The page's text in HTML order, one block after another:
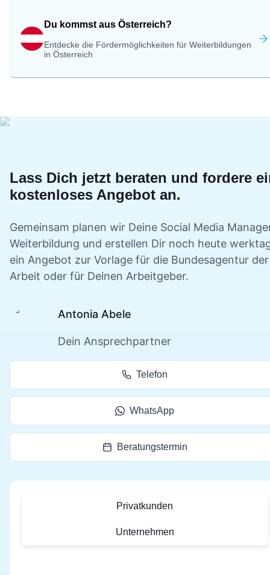
Du kommst aus Österreich?
Entdecke die Fördermöglichkeiten für Weiterbildungen
in Österreich
Lass Dich jetzt beraten und fordere
kostenloses Angebot an.
Gemeinsam planen wir Deine Social Media
Weiterbildung und erstellen Dir noch heute
ein Angebot zur Vorlage für die Bundesagentur der
Arbeit oder für Deinen Arbeitgeber.
Antonia Abele
Dein Ansprechpartner
Telefon
WhatsApp
Beratungstermin
Privatkunden
Unternehmen